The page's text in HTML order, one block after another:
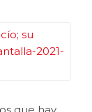
que hay